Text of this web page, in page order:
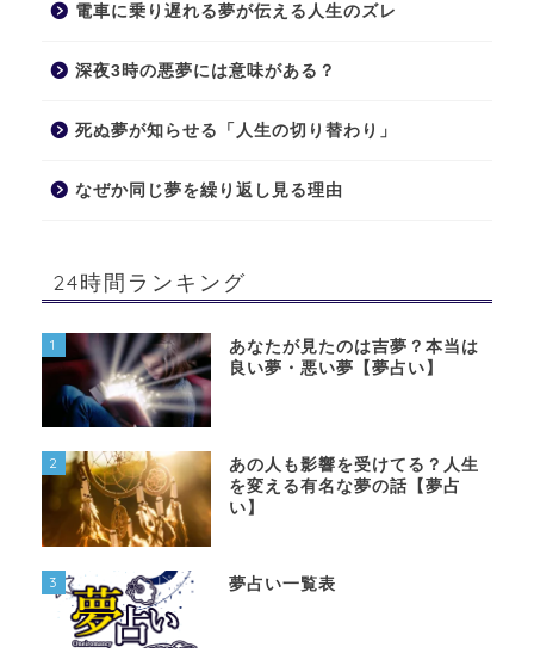
電車に乗り遅れる夢が伝える人生のズレ
深夜3時の悪夢には意味がある？
死ぬ夢が知らせる「人生の切り替わり」
なぜか同じ夢を繰り返し見る理由
24時間ランキング
1
あなたが見たのは吉夢？本当は
良い夢・悪い夢【夢占い】
2
あの人も影響を受けてる？人生
を変える有名な夢の話【夢占
い】
3 夢占い一覧表